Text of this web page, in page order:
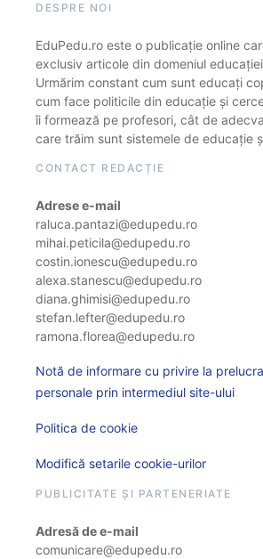
DESPRE NOI
EduPedu.ro este o publicație online
exclusiv articole din domeniul
Urmărim constant cum sunt educați
cum face politicile din educație și
îi formează pe profesori, cât de
care trăim sunt sistemele de educație
CONTACT REDACȚIE
Adrese e-mail
raluca.pantazi@edupedu.ro
mihai.peticila@edupedu.ro
costin.ionescu@edupedu.ro
alexa.stanescu@edupedu.ro
diana.ghimisi@edupedu.ro
stefan.lefter@edupedu.ro
ramona.florea@edupedu.ro
Notă de informare cu privire la
personale prin intermediul site-ului
Politica de cookie
Modifică setarile cookie-urilor
PUBLICITATE ȘI PARTENERIATE
Adresă de e-mail
comunicare@edupedu.ro